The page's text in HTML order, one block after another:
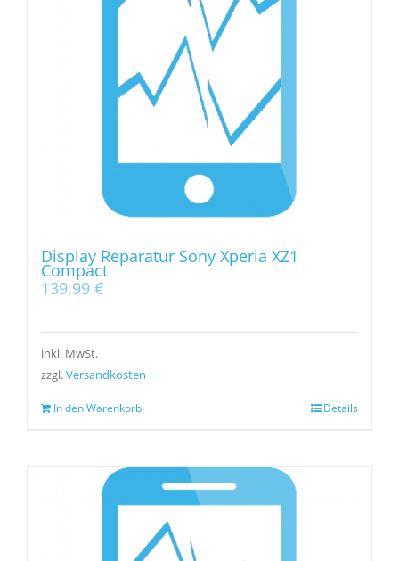
Display Reparatur Sony Xperia XZ1
Compact
139,99 €
inkl. MwSt.
zzgl.Versandkosten
In den Warenkorb Details